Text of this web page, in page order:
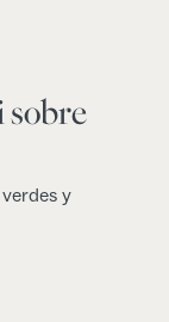
sobre
y